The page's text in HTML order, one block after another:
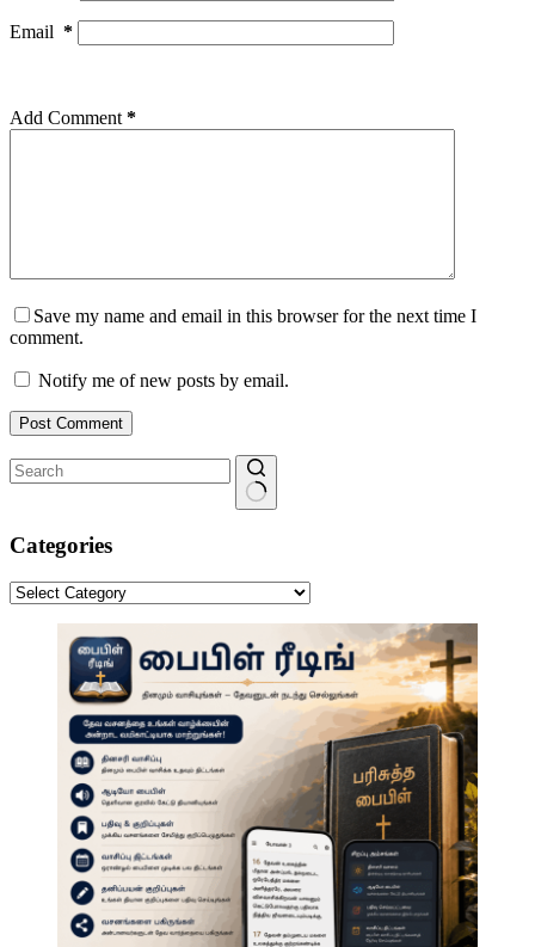
Email *
Add Comment *
Save my name and email in this browser for the next time I
comment.
Notify me of new posts by email.
Post Comment
results
Categories
Categories